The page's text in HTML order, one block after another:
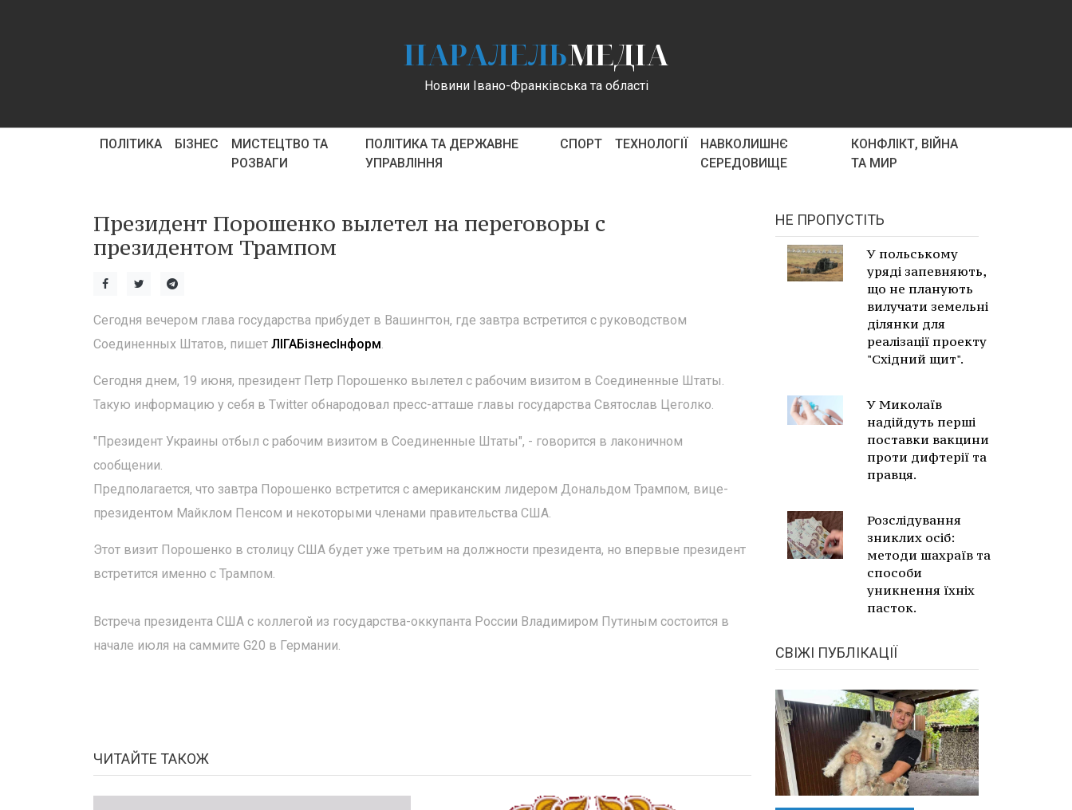
ПАРАЛЕЛЬМЕДІА
Новини Івано-Франківська та області
ПОЛІТИКА БІЗНЕС
МИСТЕЦТВО ТА
РОЗВАГИ
ПОЛІТИКА ТА ДЕРЖАВНЕ
УПРАВЛІННЯ
СПОРТ ТЕХНОЛОГІЇ
НАВКОЛИШНЄ
СЕРЕДОВИЩЕ
КОНФЛІКТ, ВІЙНА
ТА МИР
Президент Порошенко вылетел на переговоры с
президентом Трампом
Сегодня вечером глава государства прибудет в Вашингтон, где завтра встретится с руководством
Соединенных Штатов, пишет ЛІГАБізнесІнформ.
Сегодня днем, 19 июня, президент Петр Порошенко вылетел с рабочим визитом в Соединенные Штаты.
Такую информацию у себя в Тwitter обнародовал пресс-атташе главы государства Святослав Цеголко.
"Президент Украины отбыл с рабочим визитом в Соединенные Штаты", - говорится в лаконичном
сообщении.
Предполагается, что завтра Порошенко встретится с американским лидером Дональдом Трампом, вице-
президентом Майклом Пенсом и некоторыми членами правительства США.
Этот визит Порошенко в столицу США будет уже третьим на должности президента, но впервые президент
встретится именно с Трампом.
Встреча президента США с коллегой из государства-оккупанта России Владимиром Путиным состоится в
начале июля на саммите G20 в Германии.
ЧИТАЙТЕ ТАКОЖ
НЕ ПРОПУСТІТЬ
У польському
уряді запевняють,
що не планують
вилучати земельні
ділянки для
реалізації проекту
"Східний щит".
У Миколаїв
надійдуть перші
поставки вакцини
проти дифтерії та
правця.
Розслідування
зниклих осіб:
методи шахраїв та
способи
уникнення їхніх
пасток.
СВІЖІ ПУБЛІКАЦІЇ